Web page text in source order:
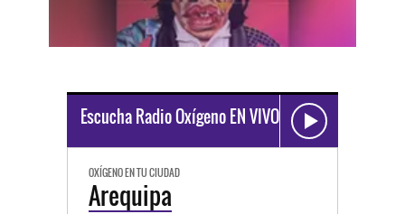
Escucha Radio Oxígeno EN VIVO
OXÍGENO EN TU CIUDAD
Arequipa